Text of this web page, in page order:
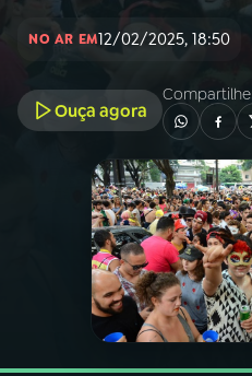
INÍCIO
A RÁDIO
PROGRAMAÇÃO
PROGRAMAS
PODCASTS
NO AR EM12/02/2025, 18:50
Ouça agora
Compartilhe